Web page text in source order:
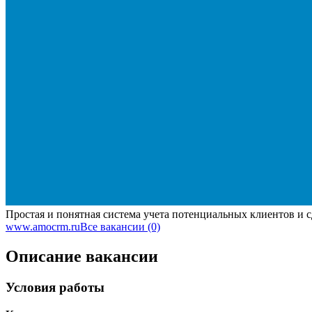
Простая и понятная система учета потенциальных клиентов и
www.amocrm.ruВсе вакансии (0)
Описание вакансии
Условия работы